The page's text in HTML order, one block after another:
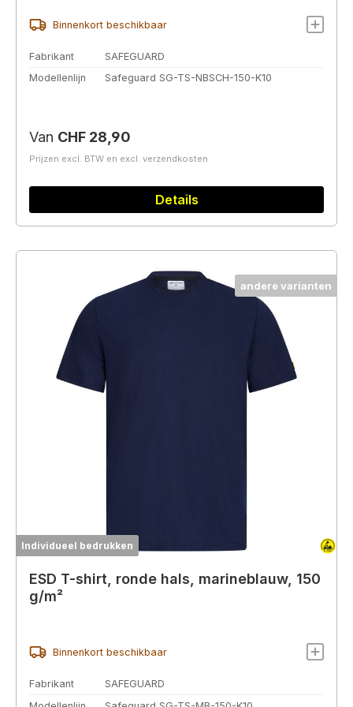
Binnenkort beschikbaar
Fabrikant
SAFEGUARD
Modellenlijn
Safeguard SG-TS-NBSCH-150-K10
Normale prijs:
Van CHF 28,90
Prijzen excl. BTW en excl. verzendkosten
Details
andere varianten
Individueel bedrukken
ESD T-shirt, ronde hals, marineblauw, 150
g/m²
Binnenkort beschikbaar
Fabrikant
SAFEGUARD